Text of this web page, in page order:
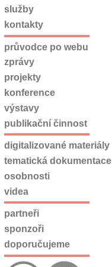
služby
kontakty
průvodce po webu
zprávy
projekty
konference
výstavy
publikační činnost
digitalizované materiály
tematická dokumentace
osobnosti
videa
partneři
sponzoři
doporučujeme